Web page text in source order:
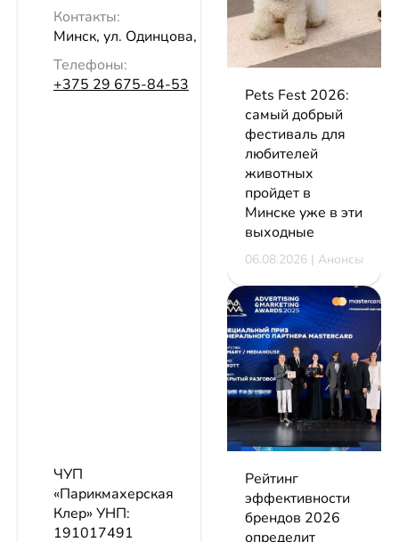
Контакты:
Минск, ул. Одинцова, 77/1
Телефоны:
+375 29 675-84-53
ЧУП
«Парикмахерская
Клер» УНП:
191017491
Pets Fest 2026:
самый добрый
фестиваль для
любителей
животных
пройдет в
Минске уже в эти
выходные
06.08.2026 | Анонсы
Рейтинг
эффективности
брендов 2026
определит